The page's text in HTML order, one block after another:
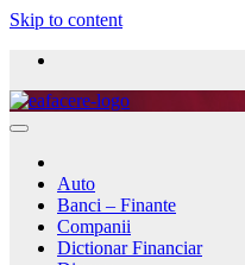
Skip to content
Auto
Banci – Finante
Companii
Dictionar Financiar